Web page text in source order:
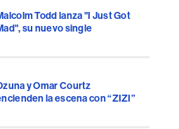
Todd lanza "I Just Got
su nuevo single
y Omar Courtz
la escena con “ZIZI”